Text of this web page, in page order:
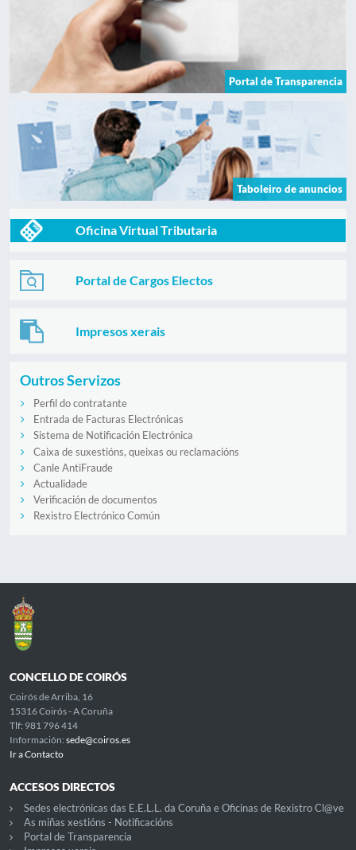
Portal de Transparencia
Taboleiro de anuncios
Oficina Virtual Tributaria
Portal de Cargos Electos
Impresos xerais
Outros Servizos
Perfil do contratante
Entrada de Facturas Electrónicas
Sistema de Notificación Electrónica
Caixa de suxestións, queixas ou reclamacións
Canle AntiFraude
Actualidade
Verificación de documentos
Rexistro Electrónico Común
CONCELLO DE COIRÓS
Coirós de Arriba, 16
15316 Coirós - A Coruña
Tlf: 981 796 414
Información: sede@coiros.es
Ir a Contacto
ACCESOS DIRECTOS
Sedes electrónicas das E.E.L.L. da Coruña e Oficinas de Rexistro Cl@ve
As miñas xestións - Notificacións
Portal de Transparencia